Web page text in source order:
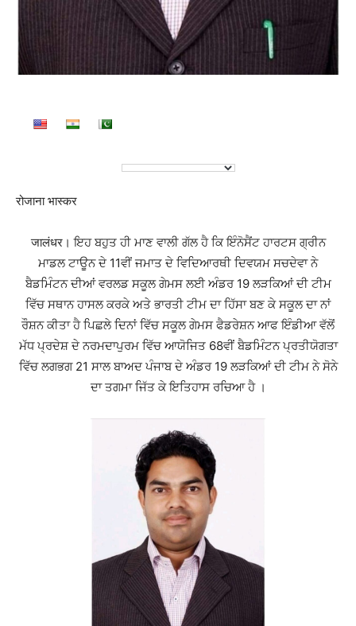
रोजाना भास्कर
जालंधर। ਇਹ ਬਹੁਤ ਹੀ ਮਾਣ ਵਾਲੀ ਗੱਲ ਹੈ ਕਿ ਇੰਨੋਸੈਂਟ ਹਾਰਟਸ ਗ੍ਰੀਨ
ਮਾਡਲ ਟਾਊਨ ਦੇ 11ਵੀਂ ਜਮਾਤ ਦੇ ਵਿਦਿਆਰਥੀ ਦਿਵਯਮ ਸਚਦੇਵਾ ਨੇ
ਬੈਡਮਿੰਟਨ ਦੀਆਂ ਵਰਲਡ ਸਕੂਲ ਗੇਮਸ ਲਈ ਅੰਡਰ 19 ਲੜਕਿਆਂ ਦੀ ਟੀਮ
ਵਿੱਚ ਸਥਾਨ ਹਾਸਲ ਕਰਕੇ ਅਤੇ ਭਾਰਤੀ ਟੀਮ ਦਾ ਹਿੱਸਾ ਬਣ ਕੇ ਸਕੂਲ ਦਾ ਨਾਂ
ਰੌਸ਼ਨ ਕੀਤਾ ਹੈ ਪਿਛਲੇ ਦਿਨਾਂ ਵਿੱਚ ਸਕੂਲ ਗੇਮਸ ਫੈਡਰੇਸ਼ਨ ਆਫ ਇੰਡੀਆ ਵੱਲੋਂ
ਮੱਧ ਪ੍ਰਦੇਸ਼ ਦੇ ਨਰਮਦਾਪੁਰਮ ਵਿੱਚ ਆਯੋਜਿਤ 68ਵੀਂ ਬੈਡਮਿੰਟਨ ਪ੍ਰਤੀਯੋਗਤਾ
ਵਿੱਚ ਲਗਭਗ 21 ਸਾਲ ਬਾਅਦ ਪੰਜਾਬ ਦੇ ਅੰਡਰ 19 ਲੜਕਿਆਂ ਦੀ ਟੀਮ ਨੇ ਸੋਨੇ
ਦਾ ਤਗਮਾ ਜਿੱਤ ਕੇ ਇਤਿਹਾਸ ਰਚਿਆ ਹੈ ।